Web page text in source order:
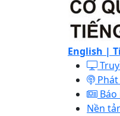
English |
Báo
Nền